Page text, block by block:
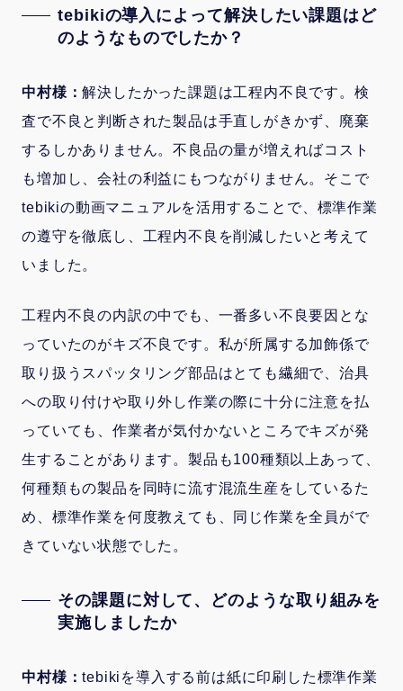
tebikiの導入によって解決したい課題はど
のようなものでしたか？
中村様：解決したかった課題は工程内不良です。検
査で不良と判断された製品は手直しがきかず、廃棄
するしかありません。不良品の量が増えればコスト
も増加し、会社の利益にもつながりません。そこで
tebikiの動画マニュアルを活用することで、標準作業
の遵守を徹底し、工程内不良を削減したいと考えて
いました。
工程内不良の内訳の中でも、一番多い不良要因とな
っていたのがキズ不良です。私が所属する加飾係で
取り扱うスパッタリング部品はとても繊細で、治具
への取り付けや取り外し作業の際に十分に注意を払
っていても、作業者が気付かないところでキズが発
生することがあります。製品も100種類以上あって、
何種類もの製品を同時に流す混流生産をしているた
め、標準作業を何度教えても、同じ作業を全員がで
きていない状態でした。
その課題に対して、どのような取り組みを
実施しましたか
中村様：tebikiを導入する前は紙に印刷した標準作業